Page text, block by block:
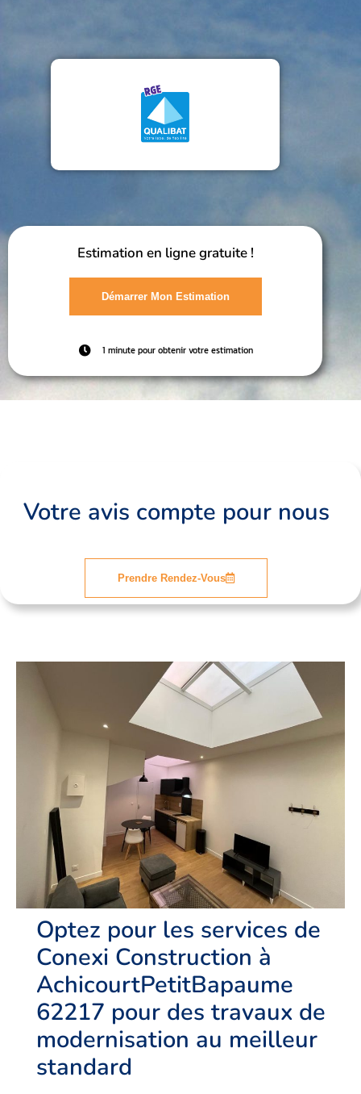
Estimation en ligne gratuite !
Démarrer Mon Estimation
1 minute pour obtenir votre estimation
Votre avis compte pour nous
Prendre Rendez-Vous
Optez pour les services de
Conexi Construction à
AchicourtPetitBapaume
62217 pour des travaux de
modernisation au meilleur
standard